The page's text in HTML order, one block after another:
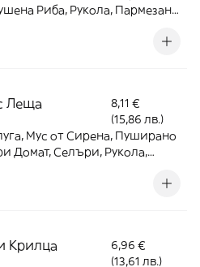
Риба, Рукола, Пармезан,
Леща
8,11 €
(15,86 лв.)
Мус от Сирена, Пуширано
Домат, Селъри, Рукола,
Крилца
6,96 €
(13,61 лв.)